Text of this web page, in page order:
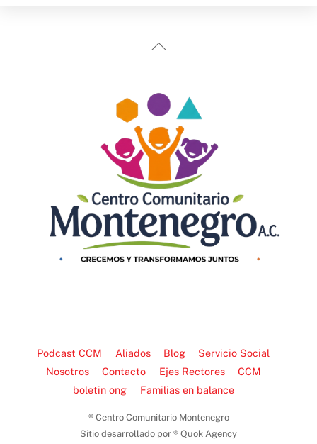
Back
Podcast CCM Aliados Blog
Servicio Social
Nosotros
Contacto Ejes Rectores
CCM
boletin ong
Familias en balance
® Centro Comunitario Montenegro
Sitio desarrollado por ® Quok Agency